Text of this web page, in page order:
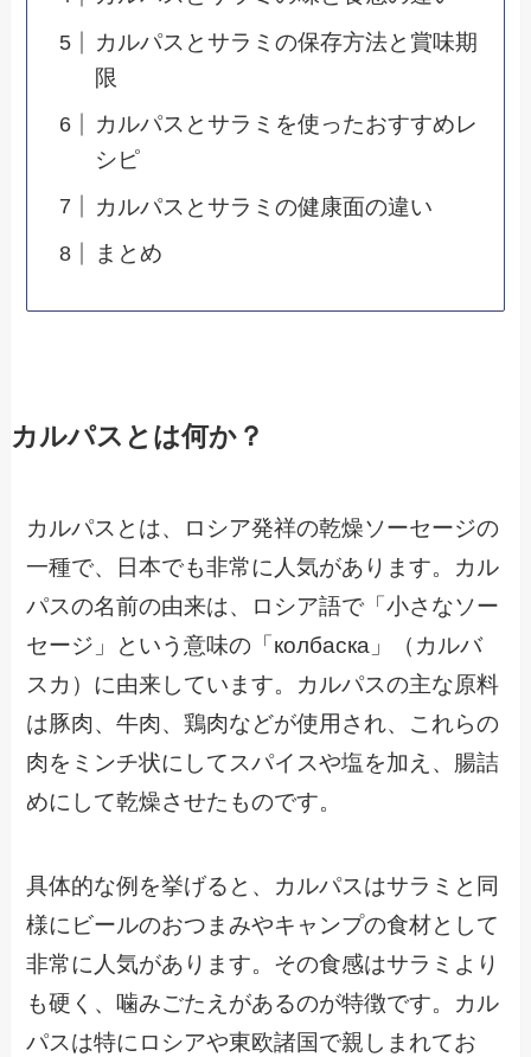
カルパスとサラミの保存方法と賞味期
限
カルパスとサラミを使ったおすすめレ
シピ
カルパスとサラミの健康面の違い
まとめ
カルパスとは何か？
カルパスとは、ロシア発祥の乾燥ソーセージの
一種で、日本でも非常に人気があります。カル
パスの名前の由来は、ロシア語で「小さなソー
セージ」という意味の「колбаска」（カルバ
スカ）に由来しています。カルパスの主な原料
は豚肉、牛肉、鶏肉などが使用され、これらの
肉をミンチ状にしてスパイスや塩を加え、腸詰
めにして乾燥させたものです。
具体的な例を挙げると、カルパスはサラミと同
様にビールのおつまみやキャンプの食材として
非常に人気があります。その食感はサラミより
も硬く、噛みごたえがあるのが特徴です。カル
パスは特にロシアや東欧諸国で親しまれてお